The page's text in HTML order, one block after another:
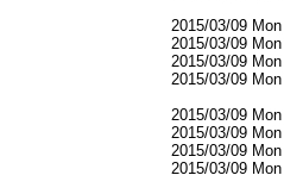
2015/03/09 Mon
2015/03/09 Mon
2015/03/09 Mon
2015/03/09 Mon
2015/03/09 Mon
2015/03/09 Mon
2015/03/09 Mon
2015/03/09 Mon